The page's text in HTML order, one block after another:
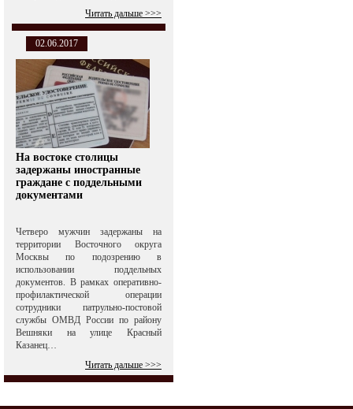
Читать дальше >>>
02.06.2017
На востоке столицы
задержаны иностранные
граждане с поддельными
документами
Четверо мужчин задержаны на
территории Восточного округа
Москвы по подозрению в
использовании поддельных
документов. В рамках оперативно-
профилактической операции
сотрудники патрульно-постовой
службы ОМВД России по району
Вешняки на улице Красный
Казанец…
Читать дальше >>>